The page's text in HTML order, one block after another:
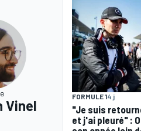
Vinel
FORMULE 14 j
"Je suis
et j'ai pleuré" :